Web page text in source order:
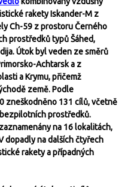
rakety Iskander-M z
Ch-59 z prostoru Černého
prostředků typů Šáhed,
Útok byl veden ze směrů
Achtarsk a z
a Krymu, přičemž
země. Podle
zneškodněno 131 cílů, včetně
prostředků.
na 16 lokalitách,
dopadly na dalších čtyřech
rakety a případných